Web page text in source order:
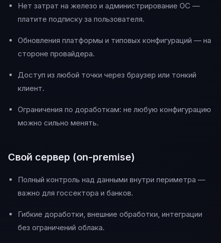
Нет затрат на железо и администрирование ОС —
платите подписку за пользователя.
Обновления платформы и типовых конфигураций — на
стороне провайдера.
Доступ из любой точки через браузер или тонкий
клиент.
Ограничения по доработкам: не любую конфигурацию
можно сильно менять.
Свой сервер (on-premise)
Полный контроль над данными внутри периметра —
важно для госсектора и банков.
Гибкие доработки, внешние обработки, интеграции
без ограничений облака.